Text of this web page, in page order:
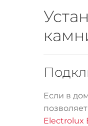
Если в
Electrolux